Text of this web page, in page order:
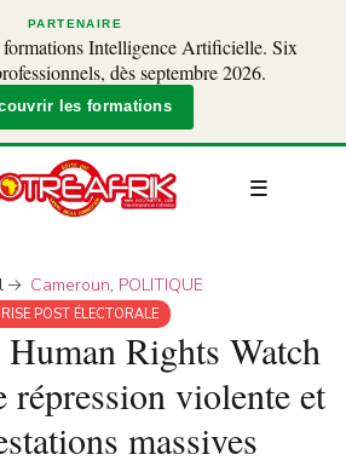
PARTENAIRE
Intelligence Artificielle. Six
dès septembre 2026.
les formations
Cameroun, POLITIQUE
POST ÉLECTORALE
Rights Watch
répression violente et
massives